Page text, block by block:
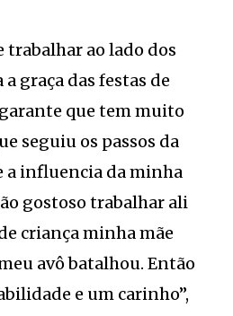
ao lado dos
graça das festas de
que tem muito
seguiu os passos da
a influencia da minha
gostoso trabalhar ali
criança minha mãe
avô batalhou. Então
e um carinho”,